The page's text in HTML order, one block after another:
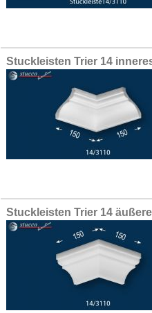
Stuckleisten Trier 14
Stuckleisten Trier 14